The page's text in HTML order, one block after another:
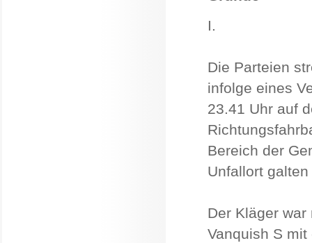
I.
Die Parteien
infolge eines
23.41 Uhr auf
Bereich der
Unfallort
Der Kläger
Vanquish S